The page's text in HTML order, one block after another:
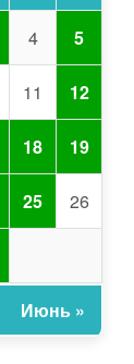
4 5
11 12
18 19
25 26
Июнь »